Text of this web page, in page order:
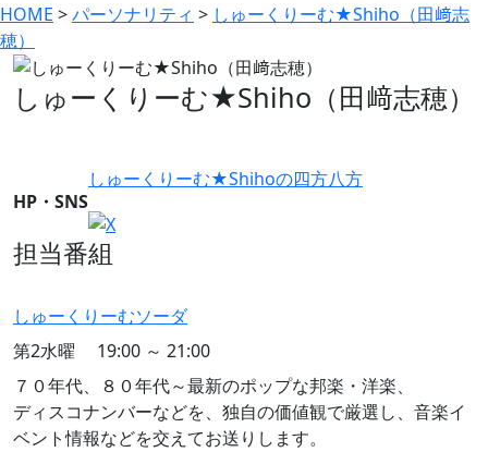
HOME >パーソナリティ > しゅーくりーむ★Shiho（田﨑志
穂）
しゅーくりーむ★Shiho（田﨑志穂）
HP・SNS
しゅーくりーむ★Shihoの四方八方
担当番組
しゅーくりーむソーダ
第2水曜 19:00 ～ 21:00
７０年代、８０年代～最新のポップな邦楽・洋楽、
ディスコナンバーなどを、独自の価値観で厳選し、音楽イ
ベント情報などを交えてお送りします。